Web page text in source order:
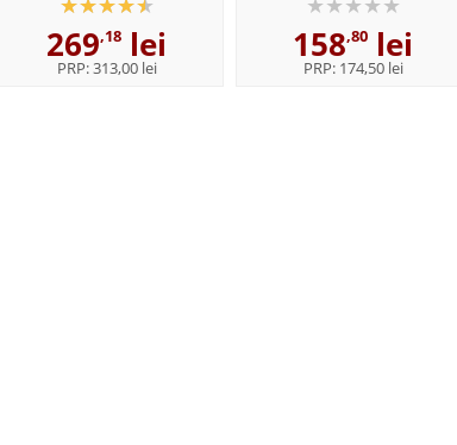
egida Institutului de
Lingvistica,,...
269,18 lei
PRP:313,00 lei
students of English - Format,
Paperback
158,80 lei
PRP: 174,50 lei